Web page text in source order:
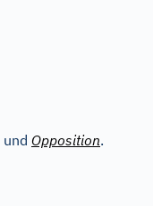
und Opposition.